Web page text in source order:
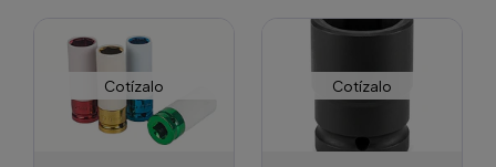
Cotízalo Cotízalo